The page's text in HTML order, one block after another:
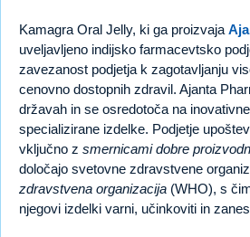
Kamagra Oral Jelly, ki ga proizvaja
uveljavljeno indijsko farmacevtsko
zavezanost podjetja k zagotavljanju
cenovno dostopnih zdravil. Ajanta
državah in se osredotoča na
specializirane izdelke. Podjetje
vključno z smernicami dobre
določajo svetovne zdravstvene
zdravstvena organizacija (WHO), s
njegovi izdelki varni, učinkoviti in